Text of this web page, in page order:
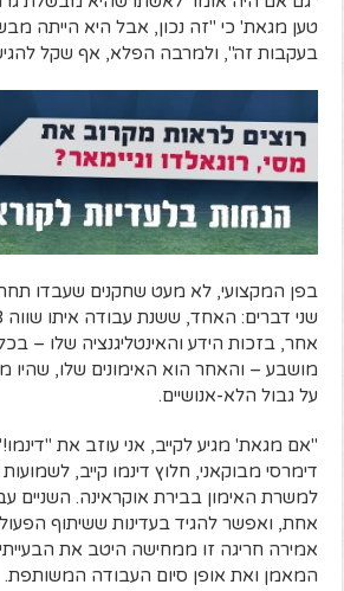
טען מגאת' כי "זה נכון, אבל היא הייתה
בעקבות זה", ולמרבה הפלא, אף שקל להגיש
בפן המקצועי, לא מעט שחקנים שעבדו
אחר, בזכות הידע והאינטליגנציה שלו –
מושבע – והאחר הוא האימונים שלו, שהיו
על גבול הלא-אנושיים.
דימרסי מבוקאני, חלוץ דינמו קייב,
למשרת האימון בבירת אוקראינה. השניים
אחת, ואפשר להגיד בעדינות ששיתוף
אמירה חריגה זו ממחישה היטב את
המאמן ואת אופן סיום העבודה המשותפת.